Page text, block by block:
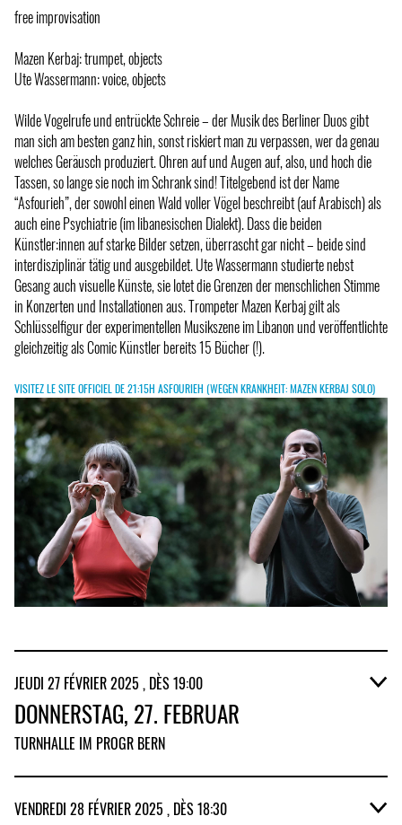
free improvisation
Mazen Kerbaj: trumpet, objects
Ute Wassermann: voice, objects
Wilde Vogelrufe und entrückte Schreie – der Musik des Berliner Duos gibt
man sich am besten ganz hin, sonst riskiert man zu verpassen, wer da genau
welches Geräusch produziert. Ohren auf und Augen auf, also, und hoch die
Tassen, so lange sie noch im Schrank sind! Titelgebend ist der Name
“Asfourieh”, der sowohl einen Wald voller Vögel beschreibt (auf Arabisch) als
auch eine Psychiatrie (im libanesischen Dialekt). Dass die beiden
Künstler:innen auf starke Bilder setzen, überrascht gar nicht – beide sind
interdisziplinär tätig und ausgebildet. Ute Wassermann studierte nebst
Gesang auch visuelle Künste, sie lotet die Grenzen der menschlichen Stimme
in Konzerten und Installationen aus. Trompeter Mazen Kerbaj gilt als
Schlüsselfigur der experimentellen Musikszene im Libanon und veröffentlichte
gleichzeitig als Comic Künstler bereits 15 Bücher (!).
VISITEZ LE SITE OFFICIEL DE 21:15H ASFOURIEH (WEGEN KRANKHEIT: MAZEN KERBAJ SOLO)
JEUDI 27 FÉVRIER 2025 , DÈS 19:00
DONNERSTAG, 27. FEBRUAR
TURNHALLE IM PROGR BERN
18.30H BURNING QUESTIONS: INTERVIEW
WITH KORHAN EREL
VENDREDI 28 FÉVRIER 2025 , DÈS 18:30